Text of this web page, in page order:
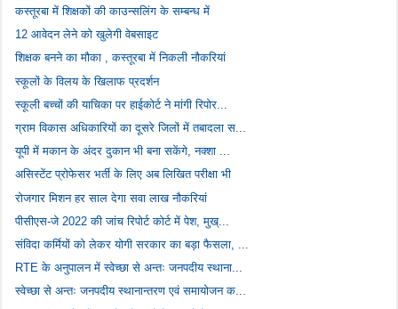
कस्तूरबा में शिक्षकों की काउन्सलिंग के सम्बन्ध में
12 आवेदन लेने को खुलेगी वेबसाइट
शिक्षक बनने का मौका , कस्तूरबा में निकली नौकरियां
स्कूलों के विलय के खिलाफ प्रदर्शन
स्कूली बच्चों की याचिका पर हाईकोर्ट ने मांगी रिपोर...
ग्राम विकास अधिकारियों का दूसरे जिलों में तबादला स...
यूपी में मकान के अंदर दुकान भी बना सकेंगे, नक्शा ...
असिस्टेंट प्रोफेसर भर्ती के लिए अब लिखित परीक्षा भी
रोजगार मिशन हर साल देगा सवा लाख नौकरियां
पीसीएस-जे 2022 की जांच रिपोर्ट कोर्ट में पेश, मुख्...
संविदा कर्मियों को लेकर योगी सरकार का बड़ा फैसला, ...
RTE के अनुपालन में स्वेच्छा से अन्तः जनपदीय स्थाना...
स्वेच्छा से अन्तः जनपदीय स्थानान्तरण एवं समायोजन क...